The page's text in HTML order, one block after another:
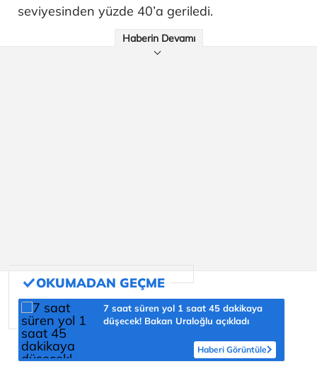
seviyesinden yüzde 40’a geriledi.
Haberin Devamı
7 saat süren yol 1 saat 45 dakikaya
düşecek! Bakan Uraloğlu açıkladı
Haberi Görüntüle